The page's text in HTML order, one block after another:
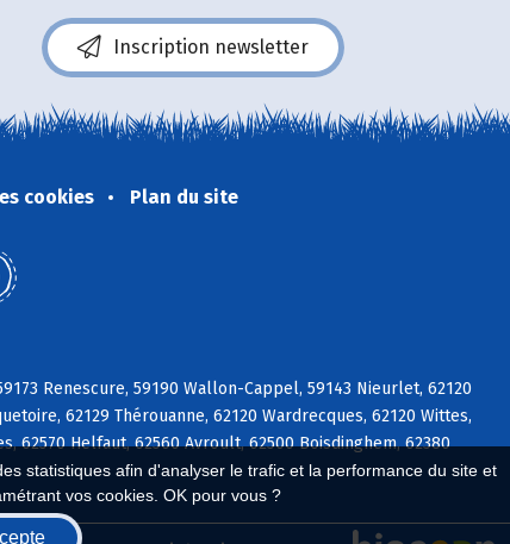
statistiques afin d'analyser le trafic et la performance du site et
vos cookies. OK pour vous ?
Inscription newsletter
cookies Plan du site
Renescure, 59190 Wallon-Cappel, 59143 Nieurlet, 62120
62129 Thérouanne, 62120 Wardrecques, 62120 Wittes,
62570 Helfaut, 62560 Avroult, 62500 Boisdinghem, 62380